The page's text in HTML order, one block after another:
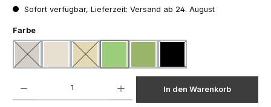
Sofort verfügbar, Lieferzeit: Versand ab 24. August
Farbeauswählen
sandweiß
(Diese Option ist zurzeit nicht verfügbar.)
beige
(Diese Option ist zurzeit nicht verfügbar.)
In den Warenkorb